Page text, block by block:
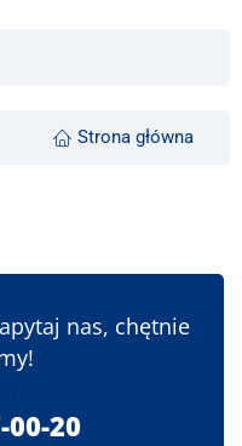
Strona główna
nas, chętnie
00-20